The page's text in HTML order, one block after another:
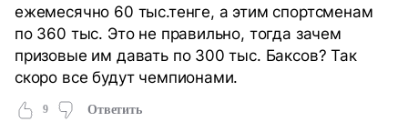
ежемесячно 60 тыс.тенге, а этим спортсменам
по 360 тыс. Это не правильно, тогда зачем
призовые им давать по 300 тыс. Баксов? Так
скоро все будут чемпионами.
9 Ответить